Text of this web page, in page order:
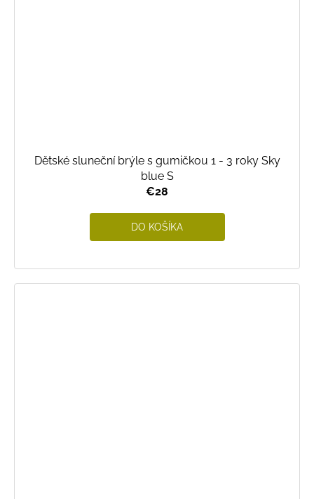
Dětské sluneční brýle s gumičkou 1 - 3 roky Sky
blue S
€28
DO KOŠÍKA